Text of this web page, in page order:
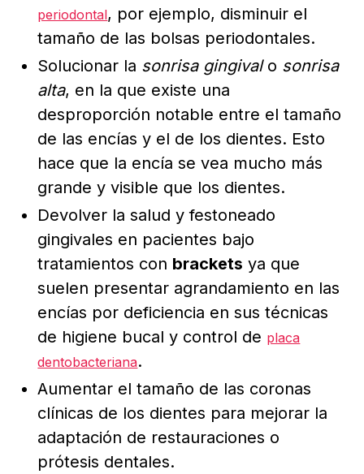
periodontal, por ejemplo, disminuir el
tamaño de las bolsas periodontales.
Solucionar la sonrisa gingivalo sonrisa
alta, en la que existe una
desproporción notable entre el tamaño
de las encías y el de los dientes. Esto
hace que la encía se vea mucho más
grande y visible que los dientes.
Devolver la salud y festoneado
gingivales en pacientes bajo
tratamientos con brackets ya que
suelen presentar agrandamiento en las
encías por deficiencia en sus técnicas
de higiene bucal y control de placa
dentobacteriana.
Aumentar el tamaño de las coronas
clínicas de los dientes para mejorar la
adaptación de restauraciones o
prótesis dentales.